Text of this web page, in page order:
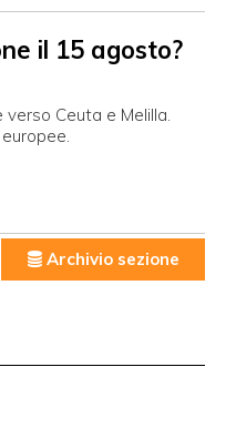
il 15 agosto?
Ceuta e Melilla.
Archivio sezione